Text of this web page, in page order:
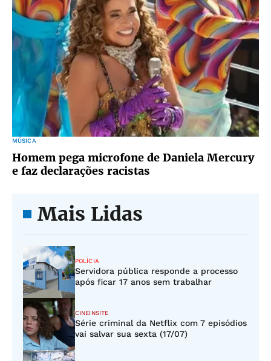
MÚSICA
Homem pega microfone de Daniela Mercury
e faz declarações racistas
Mais Lidas
POLÍCIA
Servidora pública responde a processo
após ficar 17 anos sem trabalhar
CINEINSITE
Série criminal da Netflix com 7 episódios
vai salvar sua sexta (17/07)